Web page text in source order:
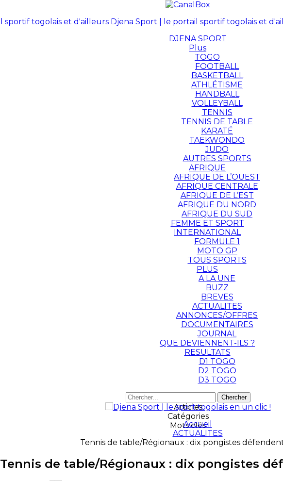
Djena Sport | le portail sportif togolais et
DJENA SPORT
Plus
TOGO
FOOTBALL
BASKETBALL
ATHLÉTISME
HANDBALL
VOLLEYBALL
TENNIS
TENNIS DE TABLE
KARATÉ
TAEKWONDO
JUDO
AUTRES SPORTS
AFRIQUE
AFRIQUE DE L’OUEST
AFRIQUE CENTRALE
AFRIQUE DE L’EST
AFRIQUE DU NORD
AFRIQUE DU SUD
FEMME ET SPORT
INTERNATIONAL
FORMULE 1
MOTO GP
TOUS SPORTS
PLUS
A LA UNE
BUZZ
BREVES
ACTUALITES
ANNONCES/OFFRES
DOCUMENTAIRES
JOURNAL
QUE DEVIENNENT-ILS ?
RESULTATS
D1 TOGO
D2 TOGO
D3 TOGO
Articles
Catégories
Mots clés
Accueil
ACTUALITES
Tennis de table/Régionaux : dix pongistes
Tennis de table/Régionaux : dix pongistes